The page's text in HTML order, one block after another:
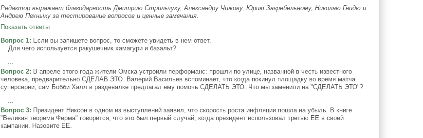
Редактор выражает благодарность Дмитрию Стрильчуку, Александру Чижову, Юрию Загребельному, Николаю Гнидю и
Андрею Пехныку за тестирование вопросов и ценные замечания.
Показать ответы
Вопрос 1: Если вы запишете вопрос, то сможете увидеть в нем ответ.
Для чего используется ракушечник хамагури и базальт?
Вопрос 2: В апреле этого года жители Омска устроили перформанс: прошли по улице, названной в честь известного
человека, предварительно СДЕЛАВ ЭТО. Валерий Васильев вспоминает, что когда покинул площадку во время матча
суперсерии, сам Бобби Халл в раздевалке предлагал ему помочь СДЕЛАТЬ ЭТО. Что мы заменили на "СДЕЛАТЬ ЭТО"?
Вопрос 3: Президент Никсон в одном из выступлений заявил, что скорость роста инфляции пошла на убыль. В книге
"Великая теорема Ферма" говорится, что это был первый случай, когда президент использовал третью ЕЕ в своей
кампании. Назовите ЕЕ.